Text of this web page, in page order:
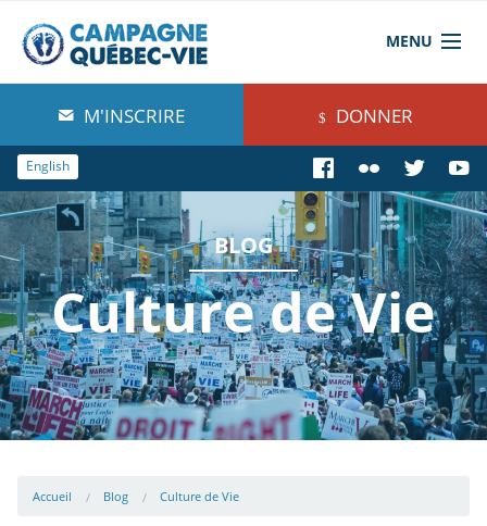
MENU
À propos de nous
Blog
Comprendre
Agir
Boutique
M'INSCRIRE DONNER
English
BLOG
Culture de Vie
Accueil Blog Culture de Vie